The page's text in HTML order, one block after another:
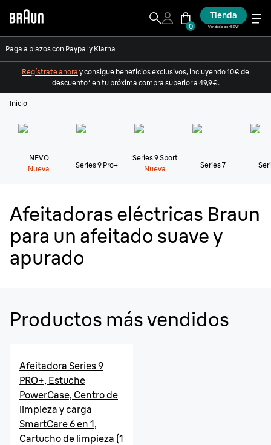
0
Tienda
Vendido por ESW
Paga a plazos con Paypal y Klarna
Regístrate ahora y consigue beneficios exclusivos, incluyendo 10€ de
descuento* en tu próxima compra superior a 49,9€.
Inicio
NEVO
Nueva
Series 9 Pro+
Series 9 Sport
Nueva
Series 7
Afeitadoras eléctricas Braun
para un afeitado suave y
apurado
Productos más vendidos
Afeitadora Series 9
PRO+, Estuche
PowerCase, Centro de
limpieza y carga
SmartCare 6 en 1,
Cartucho de limpieza (1